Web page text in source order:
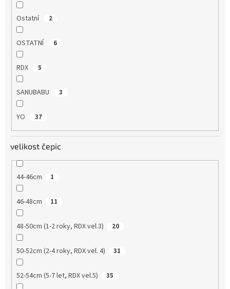
Ostatní 2
OSTATNÍ 6
RDX 5
SANUBABU 3
YO 37
velikost čepic
44-46cm 1
46-48cm 11
48-50cm (1-2 roky, RDX vel.3) 20
50-52cm (2-4 roky, RDX vel. 4) 31
52-54cm (5-7 let, RDX vel.5) 35